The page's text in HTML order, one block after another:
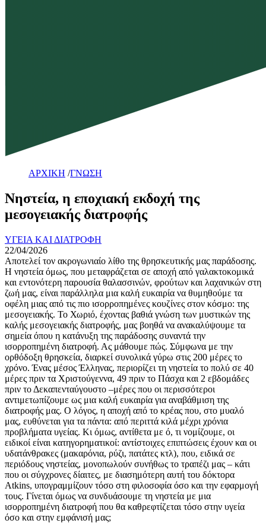
ΑΡΧΙΚΗ /ΓΝΩΣΗ
Νηστεία, η εποχιακή εκδοχή της
μεσογειακής διατροφής
ΥΓΕΙΑ ΚΑΙ ΔΙΑΤΡΟΦΗ
22/04/2026
Αποτελεί τον ακρογωνιαίο λίθο της θρησκευτικής μας παράδοσης.
Η νηστεία όμως, που μεταφράζεται σε αποχή από γαλακτοκομικά
και εντονότερη παρουσία θαλασσινών, φρούτων και λαχανικών στη
ζωή μας, είναι παράλληλα μια καλή ευκαιρία να θυμηθούμε τα
οφέλη μιας από τις πιο ισορροπημένες κουζίνες στον κόσμο: της
μεσογειακής. Το Χωριό, έχοντας βαθιά γνώση των μυστικών της
καλής μεσογειακής διατροφής, μας βοηθά να ανακαλύψουμε τα
σημεία όπου η κατάνυξη της παράδοσης συναντά την
ισορροπημένη διατροφή. Ας μάθουμε πώς. Σύμφωνα με την
ορθόδοξη θρησκεία, διαρκεί συνολικά γύρω στις 200 μέρες το
χρόνο. Ένας μέσος Έλληνας, περιορίζει τη νηστεία το πολύ σε 40
μέρες πριν τα Χριστούγεννα, 49 πριν το Πάσχα και 2 εβδομάδες
πριν το Δεκαπενταύγουστο –μέρες που οι περισσότεροι
αντιμετωπίζουμε ως μια καλή ευκαιρία για αναβάθμιση της
διατροφής μας. Ο λόγος, η αποχή από το κρέας που, στο μυαλό
μας, ευθύνεται για τα πάντα: από περιττά κιλά μέχρι χρόνια
προβλήματα υγείας. Κι όμως, αντίθετα με ό, τι νομίζουμε, οι
ειδικοί είναι κατηγορηματικοί: αντίστοιχες επιπτώσεις έχουν και οι
υδατάνθρακες (μακαρόνια, ρύζι, πατάτες κτλ), που, ειδικά σε
περιόδους νηστείας, μονοπωλούν συνήθως το τραπέζι μας – κάτι
που οι σύγχρονες δίαιτες, με διασημότερη αυτή του δόκτορα
Atkins, υπογραμμίζουν τόσο στη φιλοσοφία όσο και την εφαρμογή
τους. Γίνεται όμως να συνδυάσουμε τη νηστεία με μια
ισορροπημένη διατροφή που θα καθρεφτίζεται τόσο στην υγεία
όσο και στην εμφάνισή μας;